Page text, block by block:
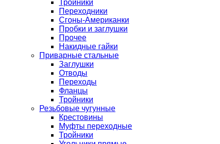
Тройники
Переходники
Сгоны-Американки
Пробки и заглушки
Прочее
Накидные гайки
Приварные стальные
Заглушки
Отводы
Переходы
Фланцы
Тройники
Резьбовые чугунные
Крестовины
Муфты переходные
Тройники